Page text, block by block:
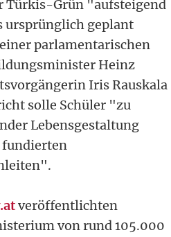
Türkis-Grün "aufsteigend
ursprünglich geplant
parlamentarischen
Heinz
Iris Rauskala
solle Schüler "zu
Lebensgestaltung
fundierten
veröffentlichten
von rund 105.000